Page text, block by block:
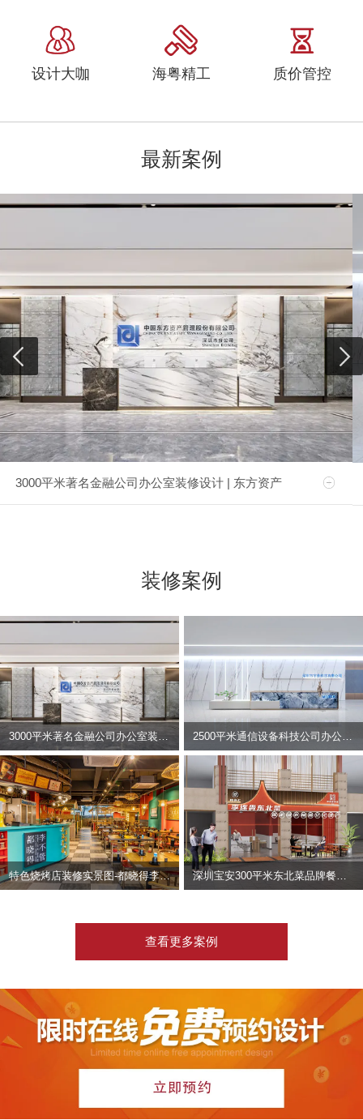
设计大咖 海粤精工 质价管控
最新案例
3000平米著名金融公司办公室装修设计 | 东方资产
装修案例
2500平米通信设备科技公司办公室设计 | 宇泰科技
特色烧烤店装修实景图-都晓得李不管
查看更多案例